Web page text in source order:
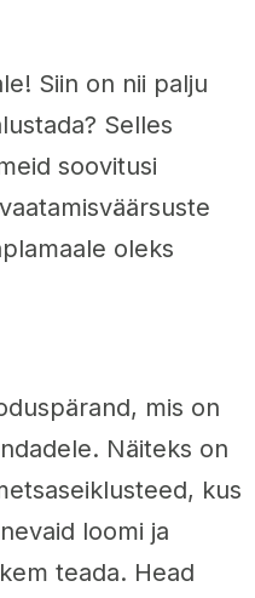
Siin on nii palju
Selles
soovitusi
oleks
mis on
Näiteks on
kus
loomi ja
teada. Head